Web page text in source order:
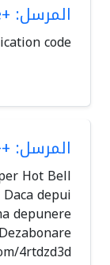
المرسل: +Google
code.
المرسل:
Hot Bell
depui
depunere
4rtdzd3d